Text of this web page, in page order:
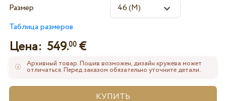
Размер
Таблица размеров
Цена: 549.00€
Архивный товар. Пошив возможен, дизайн кружева может
отличаться. Перед заказом обязательно уточните детали.